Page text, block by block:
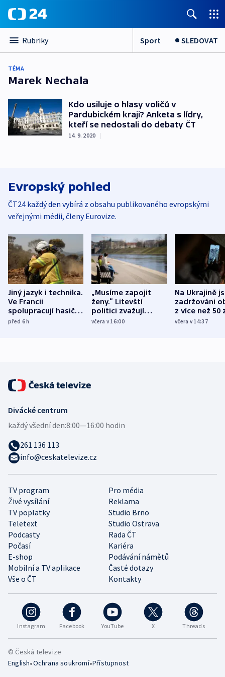
Rubriky Sport SLEDOVAT
TÉMA
Marek Nechala
Kdo usiluje o hlasy voličů v
Pardubickém kraji? Anketa s lídry,
kteří se nedostali do debaty ČT
14. 9. 2020 |
Evropský pohled
ČT24 každý den vybírá z obsahu publikovaného evropskými
veřejnými médii, členy Eurovize.
Jiný jazyk i technika.
Ve Francii
spolupracují hasiči z
různých zemí
před 6h
„Musíme zapojit
ženy.“ Litevští
politici zvažují
dohodu o
včera v 16:00
Na Ukrajině
zadržováni
z více než 50
Bojovali na
včera v 14:37
Instagram Facebook YouTube X Threads
TV program
Pro média
Živé vysílání
Reklama
TV poplatky
Studio Brno
Teletext
Studio Ostrava
Podcasty
Rada ČT
Počasí
Kariéra
E-shop
Podávání námětů
Mobilní a TV aplikace
Časté dotazy
Vše o ČT
Kontakty
Divácké centrum
každý všední den:8:00—16:00 hodin
261 136 113
info@ceskatelevize.cz
© Česká televize
English•Ochrana soukromí•Přístupnost